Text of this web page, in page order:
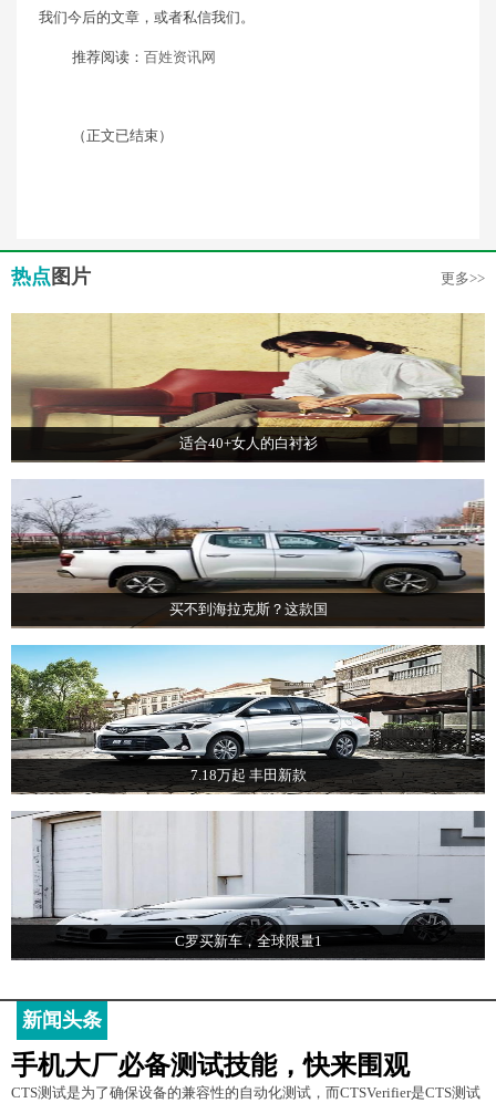
我们今后的文章，或者私信我们。
推荐阅读： 百姓资讯网
（正文已结束）
热点 图片 更多>>
适合40+女人的白衬衫
买不到海拉克斯？这款国
7.18万起 丰田新款
C罗买新车，全球限量1
新闻头条
手机大厂必备测试技能，快来围观
CTS测试是为了确保设备的兼容性的自动化测试，而CTSVerifier是CTS测试